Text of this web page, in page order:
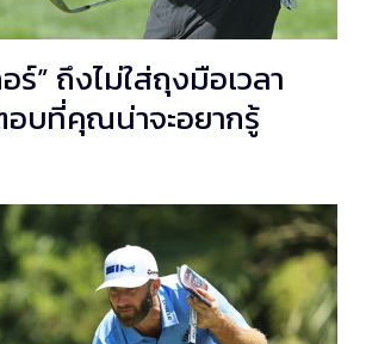
ร์” ถึงไม่ใส่ถุงมือเวลา
บที่คุณน่าจะอยากรู้